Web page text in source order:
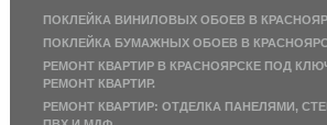
ПОКЛЕЙКА ВИНИЛОВЫХ ОБОЕВ В
ПОКЛЕЙКА БУМАЖНЫХ ОБОЕВ В
РЕМОНТ КВАРТИР В КРАСНОЯРСКЕ ПОД
РЕМОНТ КВАРТИР.
РЕМОНТ КВАРТИР: ОТДЕЛКА ПАНЕЛЯМИ,